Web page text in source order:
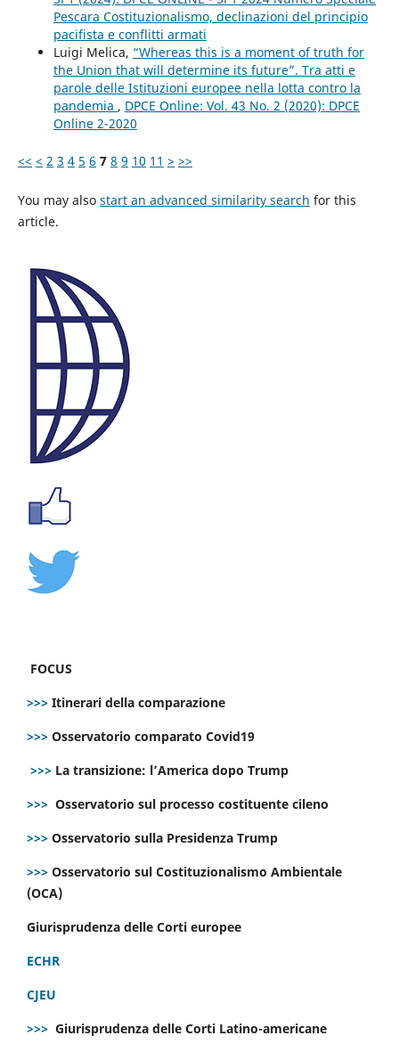
Pescara Costituzionalismo, declinazioni del principio
pacifista e conflitti armati
Luigi Melica, “Whereas this is a moment of truth for
the Union that will determine its future”. Tra atti e
parole delle Istituzioni europee nella lotta contro la
pandemia , DPCE Online: Vol. 43 No. 2 (2020): DPCE
Online 2-2020
<< < 2 3 4 5 6 7 8 9 10 11 > >>
You may also start an advanced similarity search for this
article.
FOCUS
>>> Itinerari della comparazione
>>> Osservatorio comparato Covid19
>>> La transizione: l’America dopo Trump
>>> Osservatorio sul processo costituente cileno
>>> Osservatorio sulla Presidenza Trump
>>> Osservatorio sul Costituzionalismo Ambientale
(OCA)
Giurisprudenza delle Corti europee
ECHR
CJEU
>>> Giurisprudenza delle Corti Latino-americane